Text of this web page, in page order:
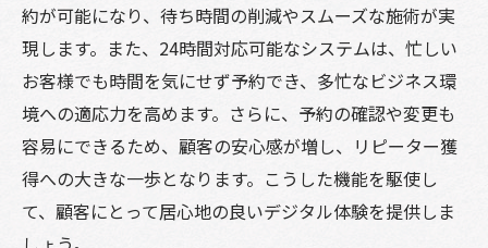
約が可能になり、待ち時間の削減やスムーズな施術が実
現します。また、24時間対応可能なシステムは、忙しい
お客様でも時間を気にせず予約でき、多忙なビジネス環
境への適応力を高めます。さらに、予約の確認や変更も
容易にできるため、顧客の安心感が増し、リピーター獲
得への大きな一歩となります。こうした機能を駆使し
て、顧客にとって居心地の良いデジタル体験を提供しま